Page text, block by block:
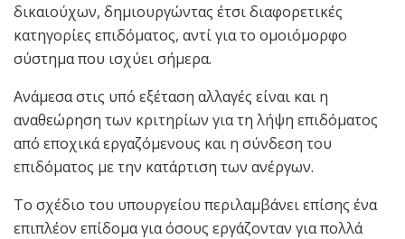
δικαιούχων, δημιουργώντας έτσι διαφορετικές
κατηγορίες επιδόματος, αντί για το ομοιόμορφο
σύστημα που ισχύει σήμερα.
Ανάμεσα στις υπό εξέταση αλλαγές είναι και η
αναθεώρηση των κριτηρίων για τη λήψη επιδόματος
από εποχικά εργαζόμενους και η σύνδεση του
επιδόματος με την κατάρτιση των ανέργων.
Το σχέδιο του υπουργείου περιλαμβάνει επίσης ένα
επιπλέον επίδομα για όσους εργάζονταν για πολλά